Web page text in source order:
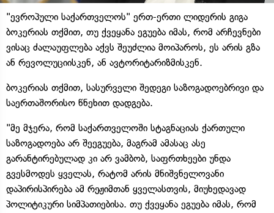
"ევროპული საქართველოს" ერთ-ერთი ლიდერის გიგა
ბოკერიას თქმით, თუ ქვეყანა ეგუება იმას, რომ არჩევნები
ვისაც ძალაუფლება აქვს შეუძლია მოიპაროს, ეს არის გზა
ან რევოლუციისკენ, ან ავტორიტარიზმისკენ.
ბოკერიას თქმით, სასურველი შედეგი საზოგადოებრივი და
საერთაშორისო წნეხით დადგება.
"მე მჯერა, რომ საქართველოში სტაგნაციას ქართული
საზოგადოება არ შეეგუება, მაგრამ ამასაც ასე
გარანტირებულად კი არ ვამბობ, საფრთხეები უნდა
გვესმოდეს ყველას, რატომ არის მნიშვნელოვანი
დაპირისპირება ამ რეჟიმთან ყველასთვის, მიუხედავად
პოლიტიკური სიმპათიებისა. თუ ქვეყანა ეგუება იმას, რომ